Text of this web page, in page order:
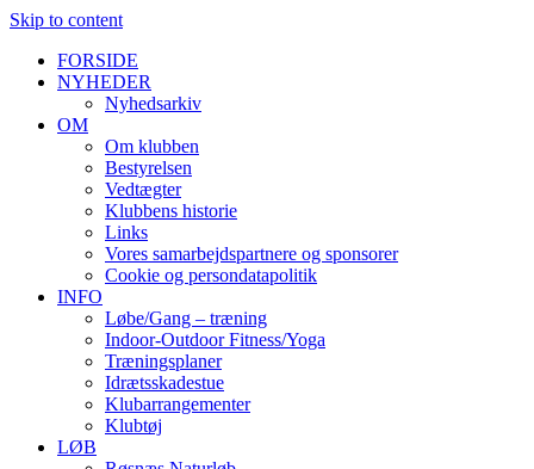
Skip to content
FORSIDE
NYHEDER
Nyhedsarkiv
OM
Om klubben
Bestyrelsen
Vedtægter
Klubbens historie
Links
Vores samarbejdspartnere og sponsorer
Cookie og persondatapolitik
INFO
Løbe/Gang – træning
Indoor-Outdoor Fitness/Yoga
Træningsplaner
Idrætsskadestue
Klubarrangementer
Klubtøj
LØB